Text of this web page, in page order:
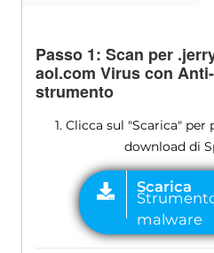
Passo 1: Scan per
aol.com Virus con
strumento
1. Clicca sul "Scarica" per
download di